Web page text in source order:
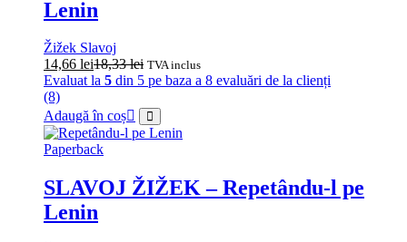
Lenin
Žižek Slavoj
14,66 lei18,33lei TVA inclus
Evaluat la 5 din 5 pe baza a 8 evaluări de la clienți
(8)
Adaugă în coș
Paperback
SLAVOJ ŽIŽEK – Repetându-l pe
Lenin